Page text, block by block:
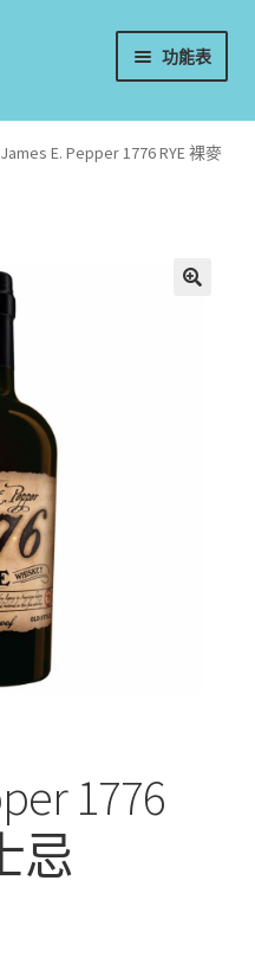
功能表
James E. Pepper 1776 RYE 裸麥
1776
忌